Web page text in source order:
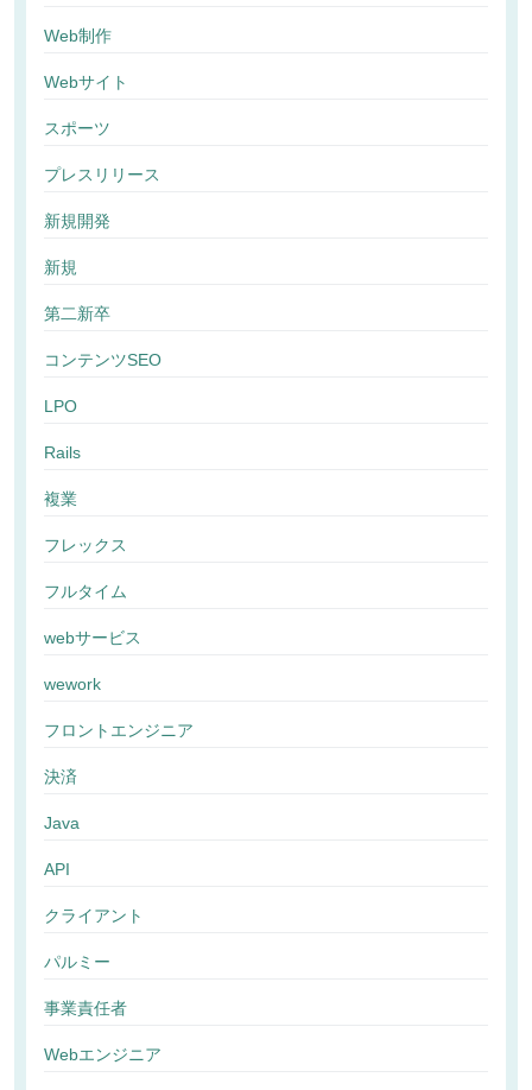
Web制作
Webサイト
スポーツ
プレスリリース
新規開発
新規
第二新卒
コンテンツSEO
LPO
Rails
複業
フレックス
フルタイム
webサービス
wework
フロントエンジニア
決済
Java
API
クライアント
パルミー
事業責任者
Webエンジニア